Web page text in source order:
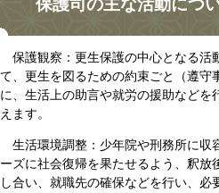
保護観察：更生保護の中心となる活
て、更生を図るための約束ごと（遵守
に、生活上の助言や就労の援助などを
えます。
生活環境調整：少年院や刑務所に収
ーズに社会復帰を果たせるよう、釈放
し合い、就職先の確保などを行い、必